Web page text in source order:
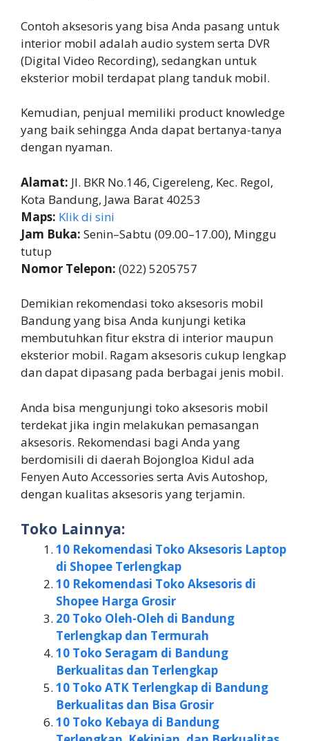
Contoh aksesoris yang bisa Anda pasang untuk
interior mobil adalah audio system serta DVR
(Digital Video Recording), sedangkan untuk
eksterior mobil terdapat plang tanduk mobil.
Kemudian, penjual memiliki product knowledge
yang baik sehingga Anda dapat bertanya-tanya
dengan nyaman.
Alamat: Jl. BKR No.146, Cigereleng, Kec. Regol,
Kota Bandung, Jawa Barat 40253
Maps: Klik di sini
Jam Buka: Senin–Sabtu (09.00–17.00), Minggu
tutup
Nomor Telepon: (022) 5205757
Demikian rekomendasi toko aksesoris mobil
Bandung yang bisa Anda kunjungi ketika
membutuhkan fitur ekstra di interior maupun
eksterior mobil. Ragam aksesoris cukup lengkap
dan dapat dipasang pada berbagai jenis mobil.
Anda bisa mengunjungi toko aksesoris mobil
terdekat jika ingin melakukan pemasangan
aksesoris. Rekomendasi bagi Anda yang
berdomisili di daerah Bojongloa Kidul ada
Fenyen Auto Accessories serta Avis Autoshop,
dengan kualitas aksesoris yang terjamin.
Toko Lainnya:
10 Rekomendasi Toko Aksesoris Laptop
di Shopee Terlengkap
10 Rekomendasi Toko Aksesoris di
Shopee Harga Grosir
20 Toko Oleh-Oleh di Bandung
Terlengkap dan Termurah
10 Toko Seragam di Bandung
Berkualitas dan Terlengkap
10 Toko ATK Terlengkap di Bandung
Berkualitas dan Bisa Grosir
10 Toko Kebaya di Bandung